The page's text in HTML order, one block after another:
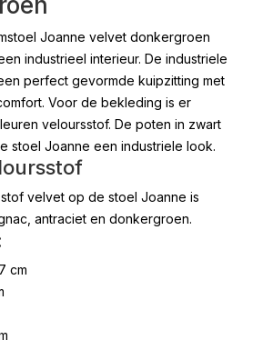
Joanne velvet donkergroen
industrieel interieur. De industriele
perfect gevormde kuipzitting met
Voor de bekleding is er
veloursstof. De poten in zwart
stoel Joanne een industriele look.
velvet op de stoel Joanne is
antraciet en donkergroen.
cm